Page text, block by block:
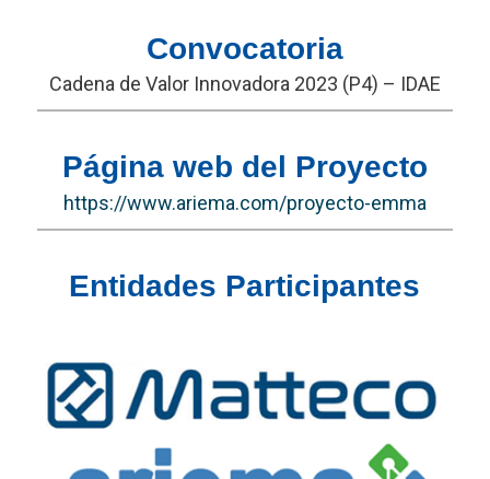
Convocatoria
Cadena de Valor Innovadora 2023 (P4) – IDAE
Página web del Proyecto
https://www.ariema.com/proyecto-emma
Entidades Participantes